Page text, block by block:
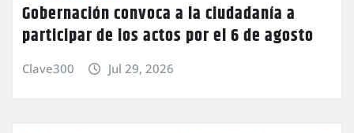
Gobernación convoca a la ciudadanía a
participar de los actos por el 6 de agosto
Clave300 Jul 29, 2026